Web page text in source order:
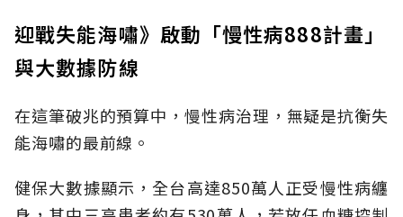
迎戰失能海嘯》啟動「慢性病888計畫」
與大數據防線
在這筆破兆的預算中，慢性病治理，無疑是抗衡失
能海嘯的最前線。
健保大數據顯示，全台高達850萬人正受慢性病纏